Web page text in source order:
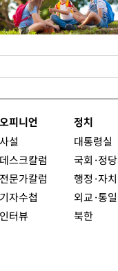
피니언
설
스크칼럼
문가칼럼
자수첩
터뷰
정치
대통령실
국회·정당
행정·자치
외교·통일
북한